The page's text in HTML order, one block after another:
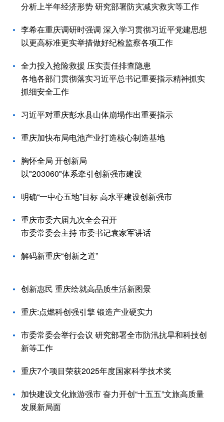
分析上半年经济形势 研究部署防灾减灾救灾等工作
李希在重庆调研时强调 深入学习贯彻习近平党建思想
以更高标准更实举措做好纪检监察各项工作
全力投入抢险救援 压实责任排查隐患
各地各部门贯彻落实习近平总书记重要指示精神抓实
抓细安全工作
习近平对重庆彭水县山体崩塌作出重要指示
重庆加快布局电池产业打造核心制造基地
胸怀全局 开创新局
以"203060"体系牵引创新强市建设
明确“一中心五地”目标 高水平建设创新强市
重庆市委六届九次全会召开
市委常委会主持 市委书记袁家军讲话
解码新重庆“创新之道”
创新惠民 重庆绘就高品质生活新图景
重庆:点燃科创强引擎 锻造产业硬实力
市委常委会举行会议 研究部署全市防汛抗旱和科技创
新等工作
重庆7个项目荣获2025年度国家科学技术奖
加快建设文化旅游强市 奋力开创“十五五”文旅高质量
发展新局面